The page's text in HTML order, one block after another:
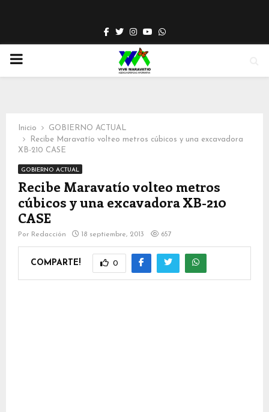
Facebook
TwitterInstagram
YoutubeWhatsapp
PRIMARY
Inicio
GOBIERNO ACTUAL
Recibe Maravatío volteo metros cúbicos y una excavadora
XB-210 CASE
GOBIERNO ACTUAL
Recibe Maravatío volteo metros
cúbicos y una excavadora XB-210
CASE
Por Redacción 18 septiembre, 2013 657
COMPARTE! 0